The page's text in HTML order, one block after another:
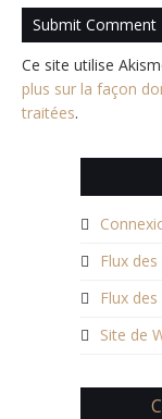
Ce site utilise
plus sur la façon
traitées.
Flux
Flux
Site de